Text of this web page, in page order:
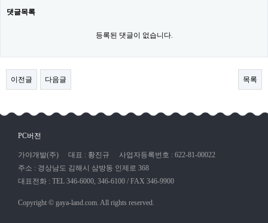
댓글목록
등록된 댓글이 없습니다.
이전글 다음글 목록
PC버전
가야개발(주) 대표 : 황진규
사업자등록번호 : 622-81-00022
주소 : 경상남도 김해시 삼방동 인제로 368
대표전화 : TEL 346-6000, 346-6100 / FAX 346-9900
Copyright © gaya-land.com. All rights reserved.